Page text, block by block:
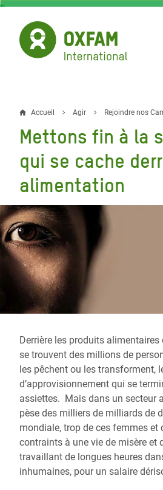
Aller
contenu
principal
Fil
d'Ariane
Accueil Agir Rejoindre nos
Mettons fin à la
qui se cache
alimentation
Derrière les produits
se trouvent des millions de
les pêchent ou les transforment,
d’approvisionnement qui se
assiettes. Mais dans un secteur
pèse des milliers de milliards de
mondiale, trop de ces femmes et
contraints à une vie de misère et
travaillant de longues heures
inhumaines, pour un salaire